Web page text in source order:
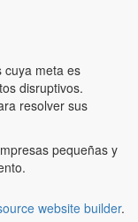
cuya meta es
disruptivos.
resolver sus
pequeñas y
website builder.